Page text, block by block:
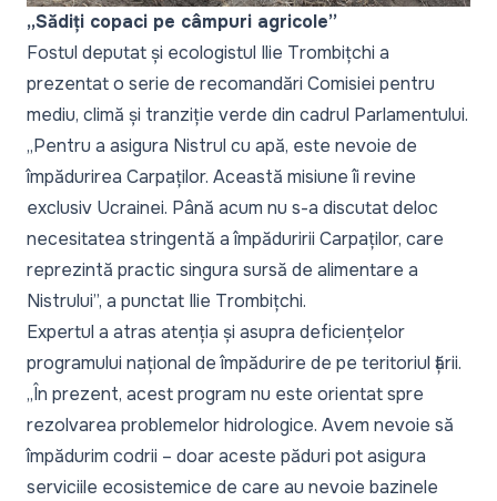
„Sădiți copaci pe câmpuri agricole”
Fostul deputat și ecologistul Ilie Trombițchi a
prezentat o serie de recomandări Comisiei pentru
mediu, climă și tranziție verde din cadrul Parlamentului.
„Pentru a asigura Nistrul cu apă, este nevoie de
împădurirea Carpaților. Această misiune îi revine
exclusiv Ucrainei. Până acum nu s-a discutat deloc
necesitatea stringentă a împăduririi Carpaților, care
reprezintă practic singura sursă de alimentare a
Nistrului”, a punctat Ilie Trombițchi.
Expertul a atras atenția și asupra deficiențelor
programului național de împădurire de pe teritoriul țării.
„În prezent, acest program nu este orientat spre
rezolvarea problemelor hidrologice. Avem nevoie să
împădurim codrii – doar aceste păduri pot asigura
serviciile ecosistemice de care au nevoie bazinele